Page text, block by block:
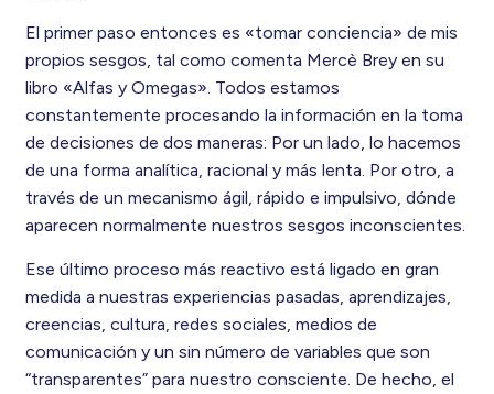
El primer paso entonces es «tomar conciencia» de mis
propios sesgos, tal como comenta Mercè Brey en su
libro «Alfas y Omegas». Todos estamos
constantemente procesando la información en la toma
de decisiones de dos maneras: Por un lado, lo hacemos
de una forma analítica, racional y más lenta. Por otro, a
través de un mecanismo ágil, rápido e impulsivo, dónde
aparecen normalmente nuestros sesgos inconscientes.
Ese último proceso más reactivo está ligado en gran
medida a nuestras experiencias pasadas, aprendizajes,
creencias, cultura, redes sociales, medios de
comunicación y un sin número de variables que son
“transparentes” para nuestro consciente. De hecho, el